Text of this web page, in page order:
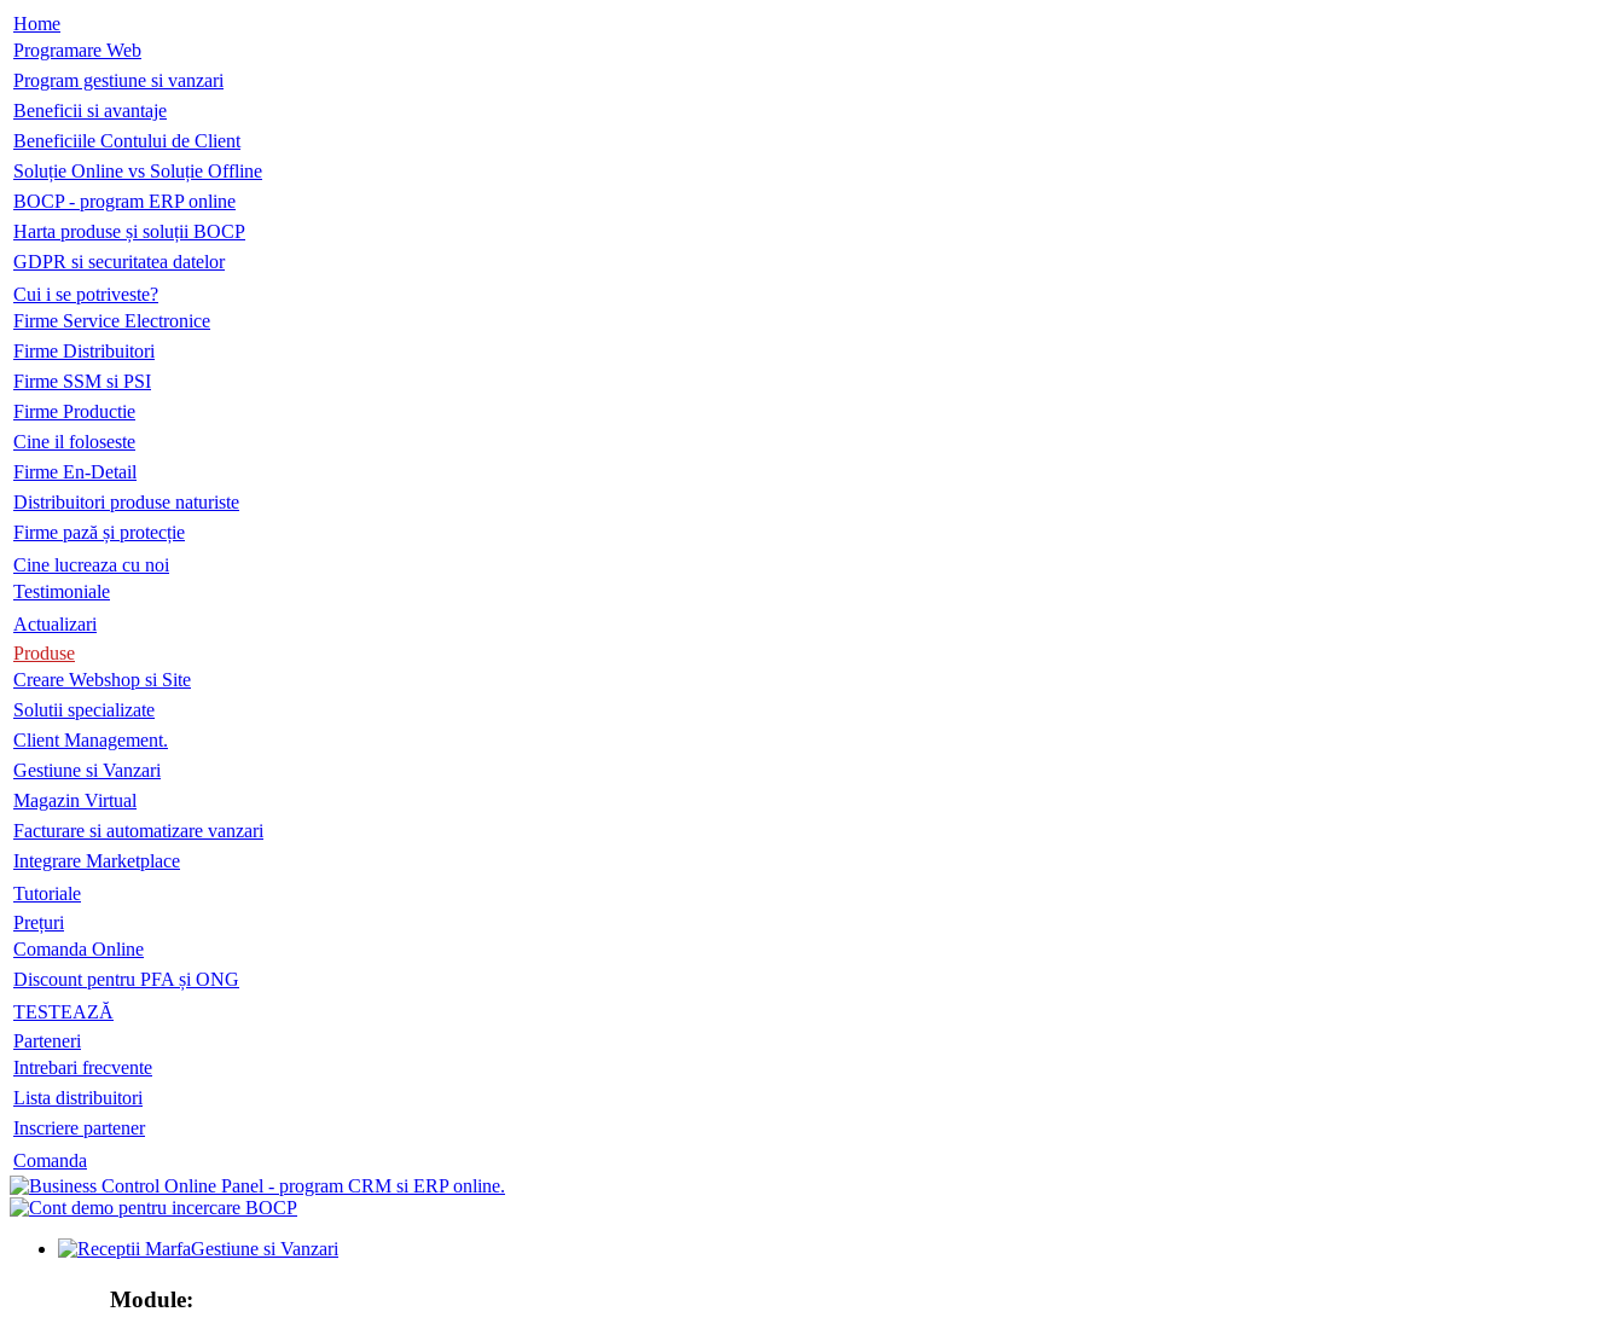
Home
Programare Web
Program gestiune si vanzari
Beneficii si avantaje
Beneficiile Contului de Client
Soluție Online vs Soluție Offline
BOCP - program ERP online
Harta produse și soluții BOCP
GDPR si securitatea datelor
Cui i se potriveste?
Firme Service Electronice
Firme Distribuitori
Firme SSM si PSI
Firme Productie
Cine il foloseste
Firme En-Detail
Distribuitori produse naturiste
Firme pază și protecție
Cine lucreaza cu noi
Testimoniale
Actualizari
Produse
Creare Webshop si Site
Solutii specializate
Client Management.
Gestiune si Vanzari
Magazin Virtual
Facturare si automatizare vanzari
Integrare Marketplace
Tutoriale
Prețuri
Comanda Online
Discount pentru PFA și ONG
TESTEAZĂ
Parteneri
Intrebari frecvente
Lista distribuitori
Inscriere partener
Comanda
Gestiune si Vanzari
Module: